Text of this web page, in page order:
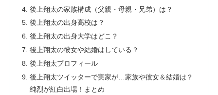
後上翔太の家族構成（父親・母親・兄弟）は？
後上翔太の出身高校は？
後上翔太の出身大学はどこ？
後上翔太の彼女や結婚はしている？
後上翔太プロフィール
後上翔太ツイッターで実家が…家族や彼女＆結婚は？
純烈が紅白出場！まとめ